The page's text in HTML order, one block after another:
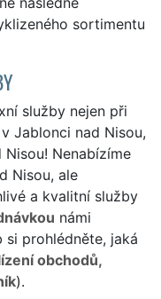
sortimentu
služby nejen při
Jablonci nad Nisou,
Nenabízíme
Nisou, ale
a kvalitní služby
námi
prohlédněte, jaká
obchodů,
).